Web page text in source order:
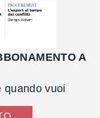
A
quando vuoi